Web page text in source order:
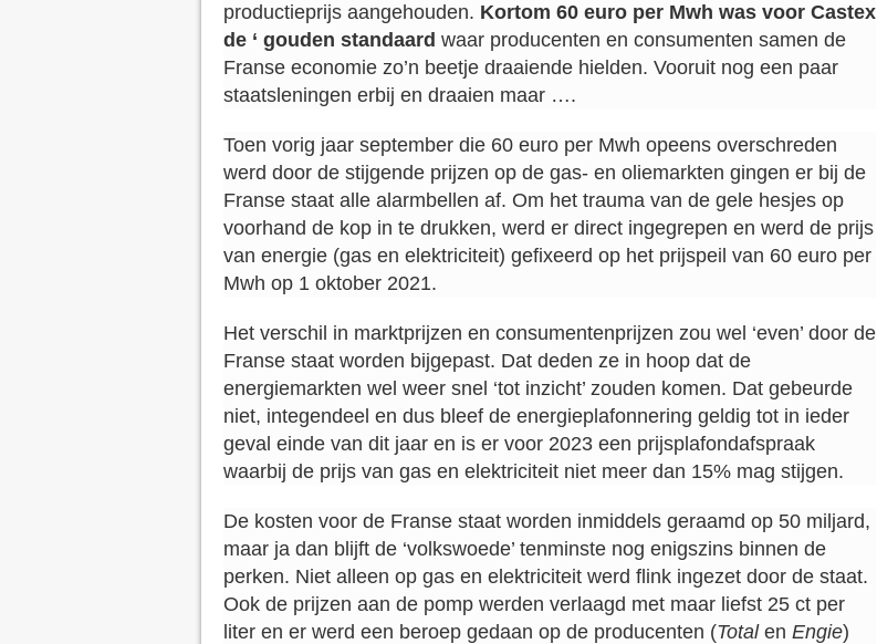
productieprijs aangehouden. Kortom 60 euro per Mwh was voor Castex
de ‘ gouden standaard waar producenten en consumenten samen de
Franse economie zo’n beetje draaiende hielden. Vooruit nog een paar
staatsleningen erbij en draaien maar ….
Toen vorig jaar september die 60 euro per Mwh opeens overschreden
werd door de stijgende prijzen op de gas- en oliemarkten gingen er bij de
Franse staat alle alarmbellen af. Om het trauma van de gele hesjes op
voorhand de kop in te drukken, werd er direct ingegrepen en werd de prijs
van energie (gas en elektriciteit) gefixeerd op het prijspeil van 60 euro per
Mwh op 1 oktober 2021.
Het verschil in marktprijzen en consumentenprijzen zou wel ‘even’ door de
Franse staat worden bijgepast. Dat deden ze in hoop dat de
energiemarkten wel weer snel ‘tot inzicht’ zouden komen. Dat gebeurde
niet, integendeel en dus bleef de energieplafonnering geldig tot in ieder
geval einde van dit jaar en is er voor 2023 een prijsplafondafspraak
waarbij de prijs van gas en elektriciteit niet meer dan 15% mag stijgen.
De kosten voor de Franse staat worden inmiddels geraamd op 50 miljard,
maar ja dan blijft de ‘volkswoede’ tenminste nog enigszins binnen de
perken. Niet alleen op gas en elektriciteit werd flink ingezet door de staat.
Ook de prijzen aan de pomp werden verlaagd met maar liefst 25 ct per
liter en er werd een beroep gedaan op de producenten (Totalen Engie)